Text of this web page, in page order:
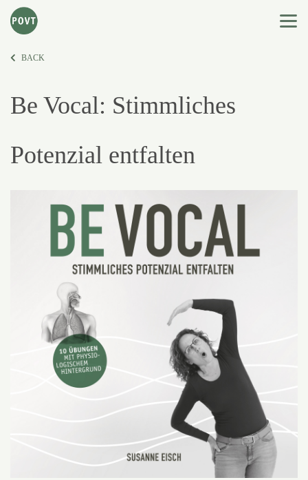
BACK
Be Vocal: Stimmliches
Potenzial entfalten